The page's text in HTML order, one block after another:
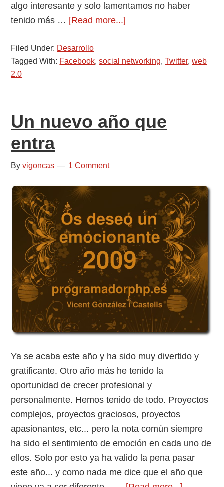
algo interesante y solo lamentamos no haber
tenido más … [Read more...]
23-
Twitter
Filed Under: Desarrollo
Tagged With: Facebook,social networking,Twitter,web
2.0
Un nuevo año que
entra
Byvigoncas 1 Comment
Ya se acaba este año y ha sido muy divertido y
gratificante. Otro año más he tenido la
oportunidad de crecer profesional y
personalmente. Hemos tenido de todo. Proyectos
complejos, proyectos graciosos, proyectos
apasionantes, etc... pero la nota común siempre
ha sido el sentimiento de emoción en cada uno de
ellos. Solo por esto ya ha valido la pena pasar
este año... y como nada me dice que el año que